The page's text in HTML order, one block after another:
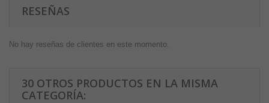
RESEÑAS
No hay reseñas de clientes en este momento.
30 OTROS PRODUCTOS EN LA MISMA
CATEGORÍA: